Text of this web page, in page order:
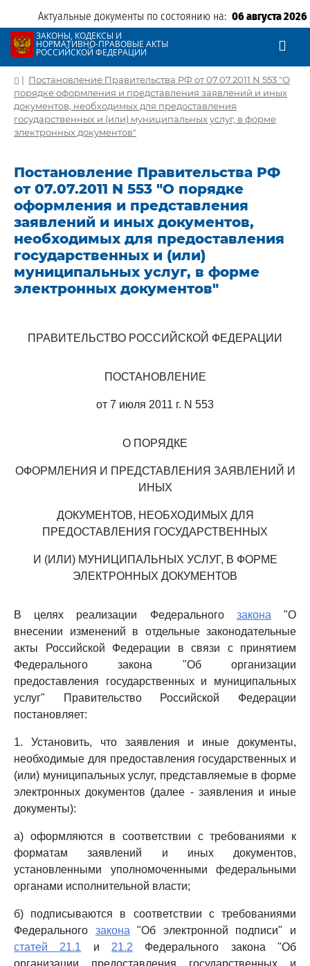
Актуальные документы по состоянию на: 06 августа 2026
ЗАКОНЫ, КОДЕКСЫ И
НОРМАТИВНО-ПРАВОВЫЕ АКТЫ
РОССИЙСКОЙ ФЕДЕРАЦИИ
| Постановление Правительства РФ от 07.07.2011 N 553 "О
порядке оформления и представления заявлений и иных
документов, необходимых для предоставления
государственных и (или) муниципальных услуг, в форме
электронных документов"
Постановление Правительства РФ
от 07.07.2011 N 553 "О порядке
оформления и представления
заявлений и иных документов,
необходимых для предоставления
государственных и (или)
муниципальных услуг, в форме
электронных документов"
ПРАВИТЕЛЬСТВО РОССИЙСКОЙ ФЕДЕРАЦИИ
ПОСТАНОВЛЕНИЕ
от 7 июля 2011 г. N 553
О ПОРЯДКЕ
ОФОРМЛЕНИЯ И ПРЕДСТАВЛЕНИЯ ЗАЯВЛЕНИЙ И
ИНЫХ
ДОКУМЕНТОВ, НЕОБХОДИМЫХ ДЛЯ
ПРЕДОСТАВЛЕНИЯ ГОСУДАРСТВЕННЫХ
И (ИЛИ) МУНИЦИПАЛЬНЫХ УСЛУГ, В ФОРМЕ
ЭЛЕКТРОННЫХ ДОКУМЕНТОВ
В целях реализации Федерального закона "О
внесении изменений в отдельные законодательные
акты Российской Федерации в связи с принятием
Федерального закона "Об организации
предоставления государственных и муниципальных
услуг" Правительство Российской Федерации
постановляет:
1. Установить, что заявления и иные документы,
необходимые для предоставления государственных и
(или) муниципальных услуг, представляемые в форме
электронных документов (далее - заявления и иные
документы):
а) оформляются в соответствии с требованиями к
форматам заявлений и иных документов,
установленными уполномоченными федеральными
органами исполнительной власти;
б) подписываются в соответствии с требованиями
Федерального закона "Об электронной подписи" и
статей 21.1 и 21.2 Федерального закона "Об
организации предоставления государственных и